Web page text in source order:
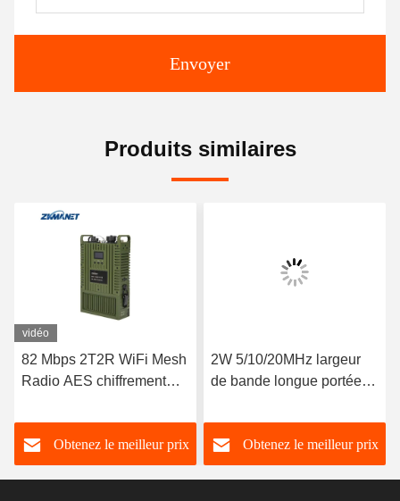
Envoyer
Produits similaires
vidéo
82 Mbps 2T2R WiFi Mesh
Radio AES chiffrement
émetteur à faible latence
Obtenez le meilleur prix
2W 5/10/20MHz largeur
de bande longue portée
HD Vidéo émetteur
Obtenez le meilleur prix